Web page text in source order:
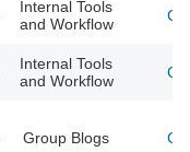
Internal Tools
and Workflow
Internal Tools
and Workflow
Group Blogs